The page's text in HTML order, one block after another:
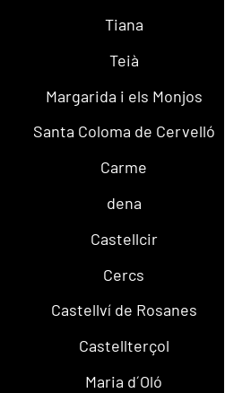
Tiana
Teià
Margarida i els Monjos
Santa Coloma de Cervelló
Carme
dena
Castellcir
Cercs
Castellví de Rosanes
Castellterçol
Maria d´Oló